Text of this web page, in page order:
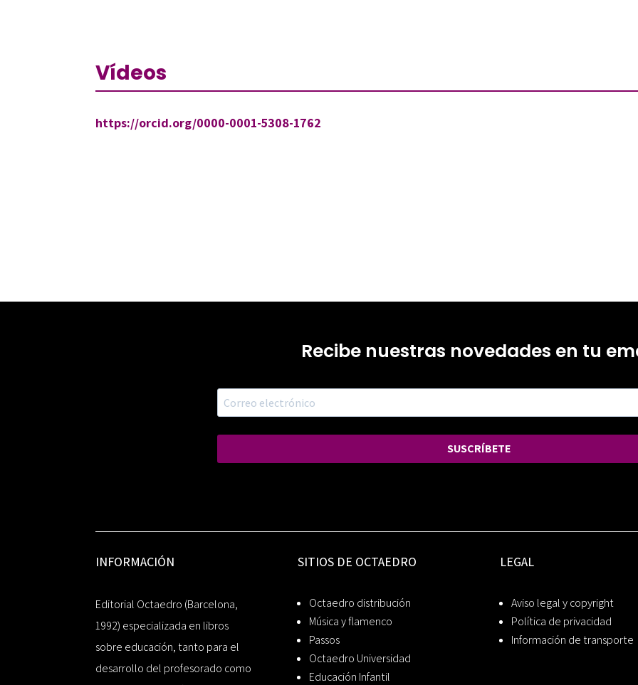
Vídeos
https://orcid.org/0000-0001-5308-1762
Recibe nuestras novedades en tu
SUSCRÍBETE
INFORMACIÓN
Editorial Octaedro (Barcelona,
1992) especializada en libros
sobre educación, tanto para el
desarrollo del profesorado como
SITIOS DE OCTAEDRO
Octaedro distribución
Música y flamenco
Passos
Octaedro Universidad
Educación Infantil
LEGAL
Aviso legal y copyright
Política de privacidad
Información de transporte